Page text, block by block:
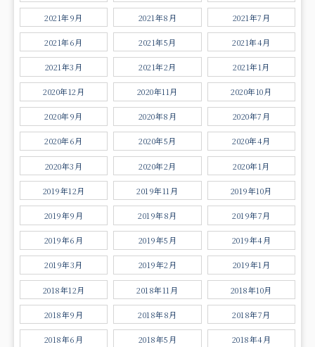
2021年9月 2021年8月 2021年7月
2021年6月 2021年5月 2021年4月
2021年3月 2021年2月 2021年1月
2020年12月 2020年11月 2020年10月
2020年9月 2020年8月 2020年7月
2020年6月 2020年5月 2020年4月
2020年3月 2020年2月 2020年1月
2019年12月 2019年11月 2019年10月
2019年9月 2019年8月 2019年7月
2019年6月 2019年5月 2019年4月
2019年3月 2019年2月 2019年1月
2018年12月 2018年11月 2018年10月
2018年9月 2018年8月 2018年7月
2018年6月 2018年5月 2018年4月